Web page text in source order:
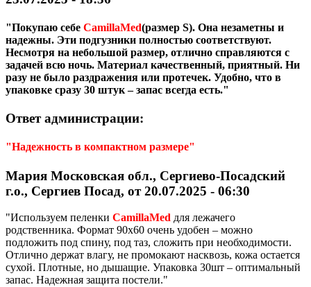
"Покупаю себе CamillaMed(размер S). Она незаметны и
надежны. Эти подгузники полностью соответствуют.
Несмотря на небольшой размер, отлично справляются с
задачей всю ночь. Материал качественный, приятный. Ни
разу не было раздражения или протечек. Удобно, что в
упаковке сразу 30 штук – запас всегда есть."
Ответ администрации:
"Надежность в компактном размере"
Мария Московская обл., Сергиево-Посадский
г.о., Сергиев Посад, от 20.07.2025 - 06:30
"Используем пеленки CamillaMed для лежачего
родственника. Формат 90х60 очень удобен – можно
подложить под спину, под таз, сложить при необходимости.
Отлично держат влагу, не промокают насквозь, кожа остается
сухой. Плотные, но дышащие. Упаковка 30шт – оптимальный
запас. Надежная защита постели."